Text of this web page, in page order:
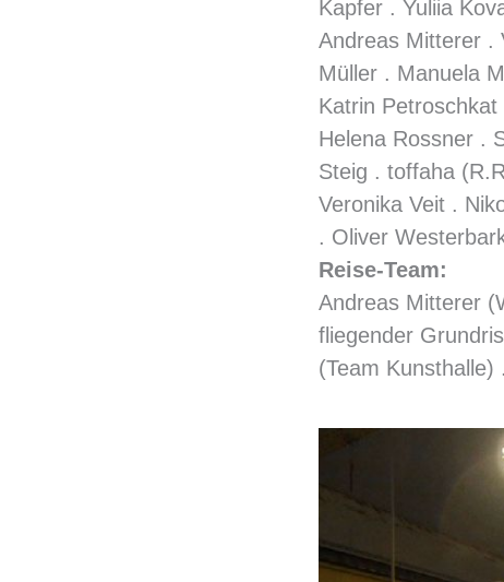
Kapfer . Yuliia
Andreas Mitterer .
Müller . Manuela
Katrin
Helena Rossner .
Steig . toffaha
Veronika Veit .
. Oliver
Reise-Team:
Andreas Mitterer
fliegender
(Team Kunsthalle)